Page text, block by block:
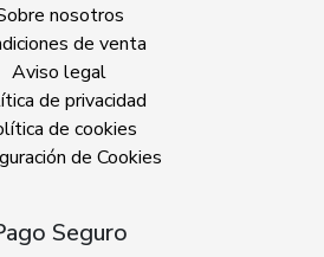
nosotros
de venta
Aviso legal
de privacidad
de cookies
de Cookies
Seguro